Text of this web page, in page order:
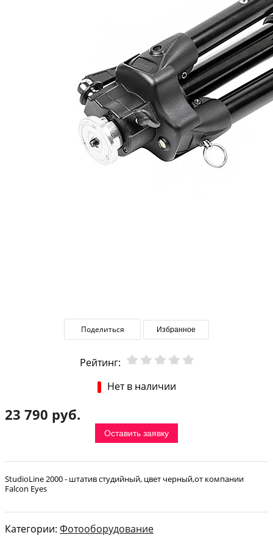
Поделиться Избранное
Рейтинг:
Нет в наличии
23 790 руб.
Оставить заявку
StudioLine 2000 - штатив студийный, цвет черный,от компании
Falcon Eyes
Категории: Фотооборудование